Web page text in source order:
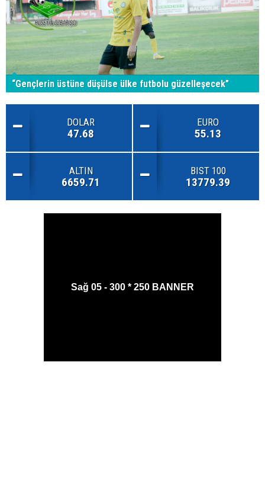
“Gençlerin üstüne düşülse ülke futbolu güzelleşecek”
DOLAR
47.68
EURO
55.13
ALTIN
6659.71
BIST 100
13779.39
Sağ 05 - 300 * 250 BANNER